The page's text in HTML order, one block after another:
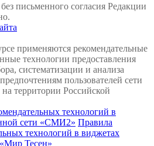
письменного согласия Редакции
применяются рекомендательные
технологии предоставления
систематизации и анализа
пользователей сети
территории Российской
технологий в
сети «СМИ2» Правила
технологий в виджетах
Тесен»